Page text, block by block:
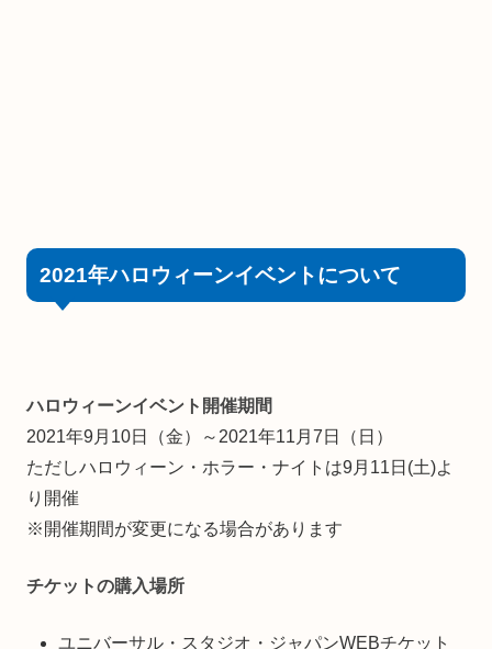
2021年ハロウィーンイベントについて
ハロウィーンイベント開催期間
2021年9月10日（金）～2021年11月7日（日）
ただしハロウィーン・ホラー・ナイトは9月11日(土)よ
り開催
※開催期間が変更になる場合があります
チケットの購入場所
ユニバーサル・スタジオ・ジャパンWEBチケット